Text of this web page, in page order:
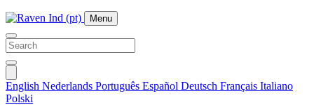
Menu
English Nederlands Português Español Deutsch Français Italiano
Polski